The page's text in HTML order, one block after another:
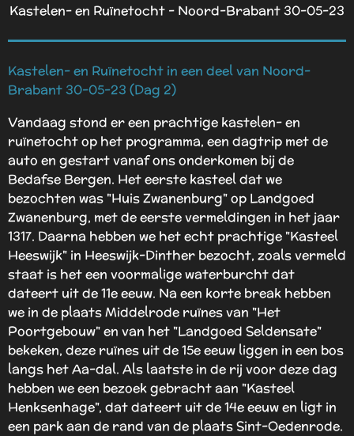
Kastelen- en Ruïnetocht - Noord-Brabant 30-05-23
Kastelen- en Ruïnetocht in een deel van Noord-
Brabant 30-05-23 (Dag 2)
Vandaag stond er een prachtige kastelen- en
ruïnetocht op het programma, een dagtrip met de
auto en gestart vanaf ons onderkomen bij de
Bedafse Bergen. Het eerste kasteel dat we
bezochten was "Huis Zwanenburg" op Landgoed
Zwanenburg, met de eerste vermeldingen in het jaar
1317. Daarna hebben we het echt prachtige "Kasteel
Heeswijk" in Heeswijk-Dinther bezocht, zoals vermeld
staat is het een voormalige waterburcht dat
dateert uit de 11e eeuw. Na een korte break hebben
we in de plaats Middelrode ruïnes van "Het
Poortgebouw" en van het "Landgoed Seldensate"
bekeken, deze ruïnes uit de 15e eeuw liggen in een bos
langs het Aa-dal. Als laatste in de rij voor deze dag
hebben we een bezoek gebracht aan "Kasteel
Henksenhage", dat dateert uit de 14e eeuw en ligt in
een park aan de rand van de plaats Sint-Oedenrode.